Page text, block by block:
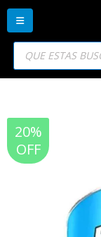
Búsqueda
productos
20%
OFF